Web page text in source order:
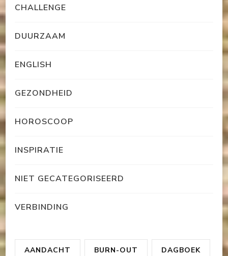
CHALLENGE
DUURZAAM
ENGLISH
GEZONDHEID
HOROSCOOP
INSPIRATIE
NIET GECATEGORISEERD
VERBINDING
AANDACHT BURN-OUT DAGBOEK